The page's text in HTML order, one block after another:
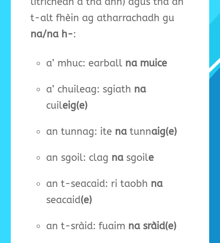
t-alt fhèin ag atharrachadh gu
na/na h-:
a’ mhuc: earball na muice
a’ chuileag: sgiath na
cuileig(e)
an tunnag: ite natunnaig(e)
an sgoil: clag nasgoile
an t-seacaid: ri taobh na
seacaid(e)
an t-sràid: fuaim na sràid(e)